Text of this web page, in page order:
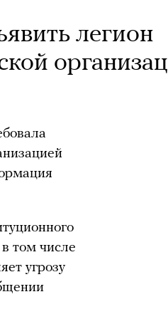
легион
том числе
угрозу